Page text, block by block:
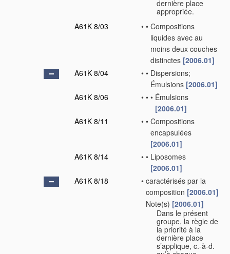
dernière place
appropriée.
A61K 8/03
• • Compositions
liquides avec au
moins deux couches
distinctes [2006.01]
A61K 8/04
• • Dispersions;
Émulsions [2006.01]
A61K 8/06
• • • Émulsions
[2006.01]
A61K 8/11
• • Compositions
encapsulées
[2006.01]
A61K 8/14
• • Liposomes
[2006.01]
A61K 8/18
• caractérisés par la
composition [2006.01]
Note(s) [2006.01]
Dans le présent
groupe, la règle de
la priorité à la
dernière place
s’applique, c.-à-d.